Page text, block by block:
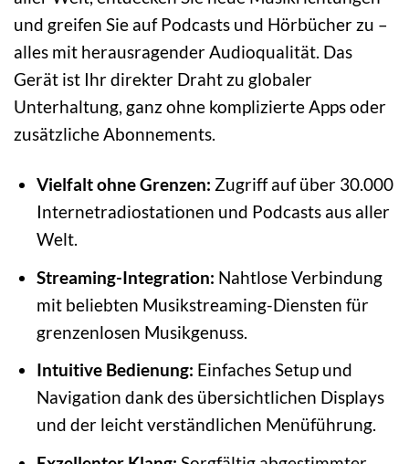
und greifen Sie auf Podcasts und Hörbücher zu –
alles mit herausragender Audioqualität. Das
Gerät ist Ihr direkter Draht zu globaler
Unterhaltung, ganz ohne komplizierte Apps oder
zusätzliche Abonnements.
Vielfalt ohne Grenzen: Zugriff auf über 30.000
Internetradiostationen und Podcasts aus aller
Welt.
Streaming-Integration: Nahtlose Verbindung
mit beliebten Musikstreaming-Diensten für
grenzenlosen Musikgenuss.
Intuitive Bedienung: Einfaches Setup und
Navigation dank des übersichtlichen Displays
und der leicht verständlichen Menüführung.